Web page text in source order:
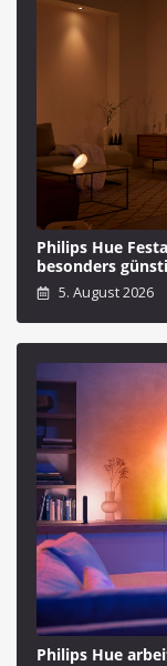
Philips Hue
besonders
5. August 2026
Philips Hue